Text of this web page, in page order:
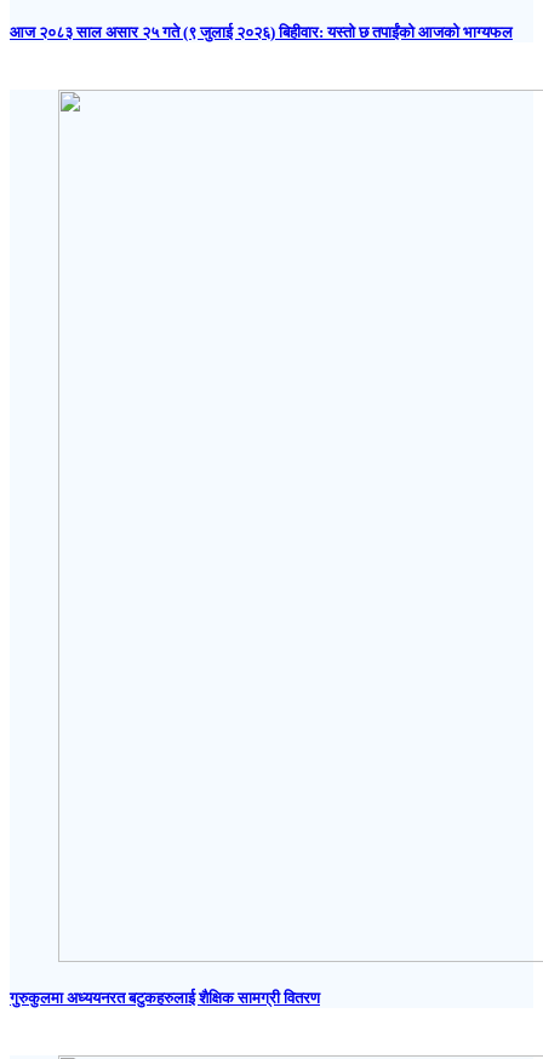
आज २०८३ साल असार २५ गते (९ जुलाई २०२६) बिहीवार: यस्तो छ तपाईंको आजको भाग्यफल
गुरुकुलमा अध्ययनरत बटुकहरुलाई शैक्षिक सामग्री वितरण